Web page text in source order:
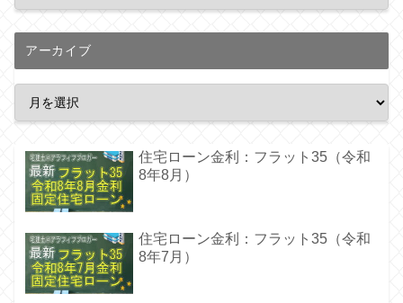
アーカイブ
住宅ローン金利：フラット35（令和
8年8月）
住宅ローン金利：フラット35（令和
8年7月）